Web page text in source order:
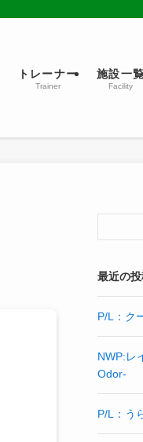
トレーナー
Trainer
施設一
Facility
最近の
P/L：ク
NWP:レ
Odor-
P/L：う